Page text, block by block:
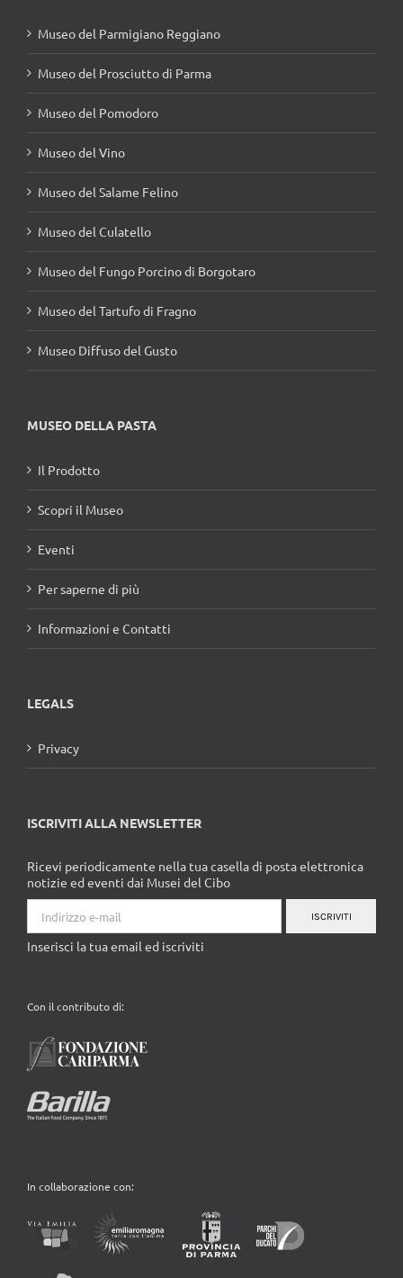
Museo del Parmigiano Reggiano
Museo del Prosciutto di Parma
Museo del Pomodoro
Museo del Vino
Museo del Salame Felino
Museo del Culatello
Museo del Fungo Porcino di Borgotaro
Museo del Tartufo di Fragno
Museo Diffuso del Gusto
MUSEO DELLA PASTA
Il Prodotto
Scopri il Museo
Eventi
Per saperne di più
Informazioni e Contatti
LEGALS
Privacy
ISCRIVITI ALLA NEWSLETTER
Ricevi periodicamente nella tua casella di posta elettronica
notizie ed eventi dai Musei del Cibo
ISCRIVITI
Inserisci la tua email ed iscriviti
Con il contributo di:
In collaborazione con: